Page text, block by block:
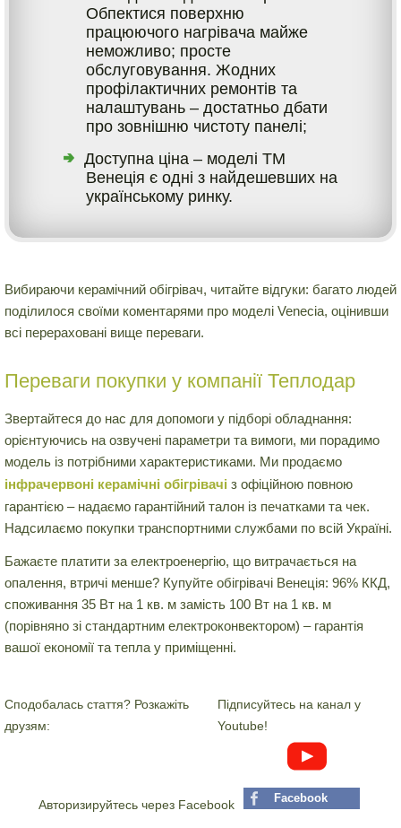
Обпектися поверхню
працюючого нагрівача майже
неможливо; просте
обслуговування. Жодних
профілактичних ремонтів та
налаштувань – достатньо дбати
про зовнішню чистоту панелі;
Доступна ціна – моделі ТМ
Венеція є одні з найдешевших на
українському ринку.
Вибираючи керамічний обігрівач, читайте відгуки: багато людей
поділилося своїми коментарями про моделі Venecia, оцінивши
всі перераховані вище переваги.
Переваги покупки у компанії Теплодар
Звертайтеся до нас для допомоги у підборі обладнання:
орієнтуючись на озвучені параметри та вимоги, ми порадимо
модель із потрібними характеристиками. Ми продаємо
інфрачервоні керамічні обігрівачі з офіційною повною
гарантією – надаємо гарантійний талон із печатками та чек.
Надсилаємо покупки транспортними службами по всій Україні.
Бажаєте платити за електроенергію, що витрачається на
опалення, втричі менше? Купуйте обігрівачі Венеція: 96% ККД,
споживання 35 Вт на 1 кв. м замість 100 Вт на 1 кв. м
(порівняно зі стандартним електроконвектором) – гарантія
вашої економії та тепла у приміщенні.
Сподобалась стаття? Розкажіть
друзям:
Підписуйтесь на канал у
Youtube!
Авторизируйтесь через Facebook Facebook